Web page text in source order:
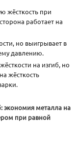
жёсткость при
работает на
но выигрывает в
давлению.
на изгиб, но
жёсткость
экономия металла на
при равной